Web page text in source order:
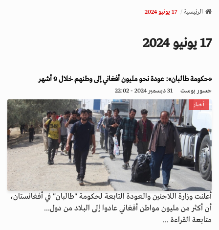
v
a
o
n
الرئيسية 17 يونيو 2024
17 يونيو 2024
«حكومة طالبان»: عودة نحو مليون أفغاني إلى وطنهم خلال 9 أشهر
جسور بوست 31 ديسمبر 2024 - 22:02
أخبار
أعلنت وزارة اللاجئين والعودة التابعة لحكومة "طالبان" في أفغانستان،
أن أكثر من مليون مواطن أفغاني عادوا إلى البلاد من دول...
متابعة القراءة ...